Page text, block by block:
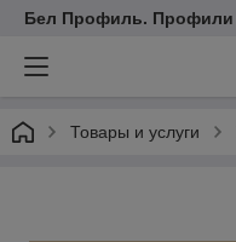
Бел Профиль. Профили
Товары и услуги